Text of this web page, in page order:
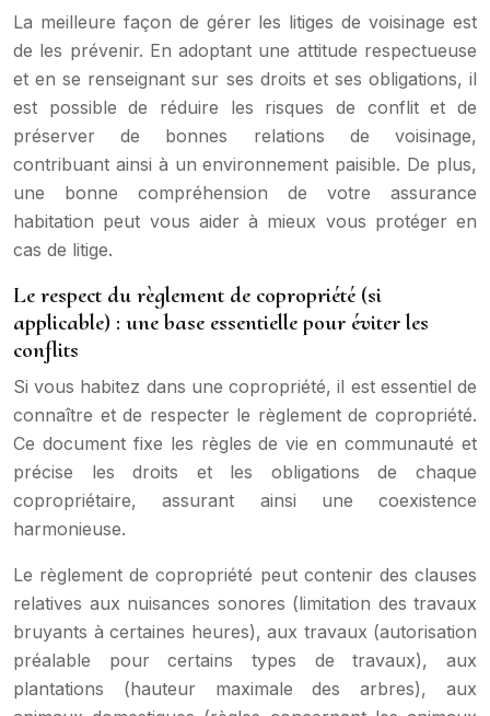
La meilleure façon de gérer les litiges de voisinage est
de les prévenir. En adoptant une attitude respectueuse
et en se renseignant sur ses droits et ses obligations, il
est possible de réduire les risques de conflit et de
préserver de bonnes relations de voisinage,
contribuant ainsi à un environnement paisible. De plus,
une bonne compréhension de votre assurance
habitation peut vous aider à mieux vous protéger en
cas de litige.
Le respect du règlement de copropriété (si
applicable) : une base essentielle pour éviter les
conflits
Si vous habitez dans une copropriété, il est essentiel de
connaître et de respecter le règlement de copropriété.
Ce document fixe les règles de vie en communauté et
précise les droits et les obligations de chaque
copropriétaire, assurant ainsi une coexistence
harmonieuse.
Le règlement de copropriété peut contenir des clauses
relatives aux nuisances sonores (limitation des travaux
bruyants à certaines heures), aux travaux (autorisation
préalable pour certains types de travaux), aux
plantations (hauteur maximale des arbres), aux